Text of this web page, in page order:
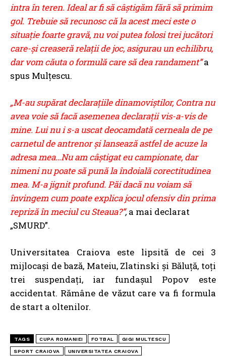
intra în teren. Ideal ar fi să câştigăm fără să primim
gol. Trebuie să recunosc că la acest meci este o
situaţie foarte gravă, nu voi putea folosi trei jucători
care-şi creaseră relaţii de joc, asigurau un echilibru,
dar vom căuta o formulă care să dea randament”a
spus Mulţescu.
„M-au supărat declaraţiile dinamoviştilor, Contra nu
avea voie să facă asemenea declaraţii vis-a-vis de
mine. Lui nu i s-a uscat deocamdată cerneala de pe
carnetul de antrenor şi lansează astfel de acuze la
adresa mea…Nu am câştigat eu campionate, dar
nimeni nu poate să pună la îndoială corectitudinea
mea. M-a jignit profund. Păi dacă nu voiam să
învingem cum poate explica jocul ofensiv din prima
repriză în meciul cu Steaua?”, a mai declarat
„SMURD”.
Universitatea Craiova este lipsită de cei 3
mijlocaşi de bază, Mateiu, Zlatinski şi Băluţă, toţi
trei suspendaţi, iar fundașul Popov este
accidentat. Rămâne de văzut care va fi formula
de start a oltenilor.
TAGS CUPA ROMANIEI FOTBAL GIGI MULTESCU
SPORT CRAIOVA UNIVERSITATEA CRAIOVA